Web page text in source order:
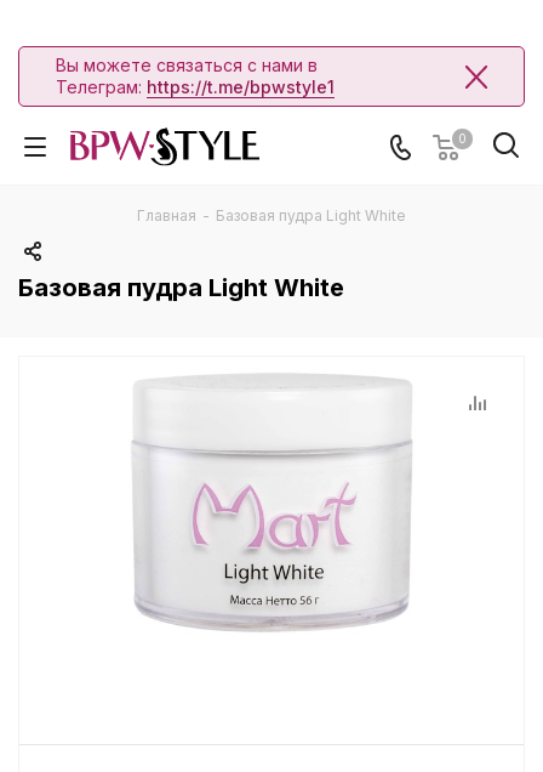
Вы можете связаться с нами в
Телеграм: https://t.me/bpwstyle1
0
Главная - Базовая пудра Light White
Базовая пудра Light White